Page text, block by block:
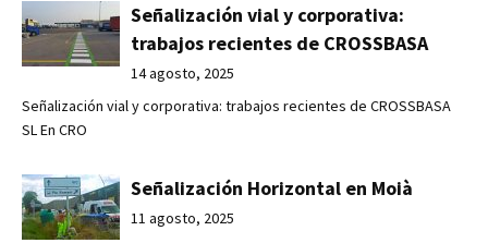
Señalización vial y corporativa:
trabajos recientes de CROSSBASA
14 agosto, 2025
Señalización vial y corporativa: trabajos recientes de CROSSBASA
SL En CRO
Señalización Horizontal en Moià
11 agosto, 2025